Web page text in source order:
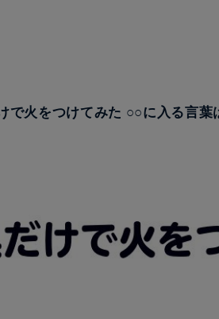
で火をつけてみた ○○に入る言葉